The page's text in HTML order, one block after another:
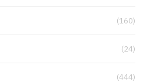
(160)
(24)
(444)